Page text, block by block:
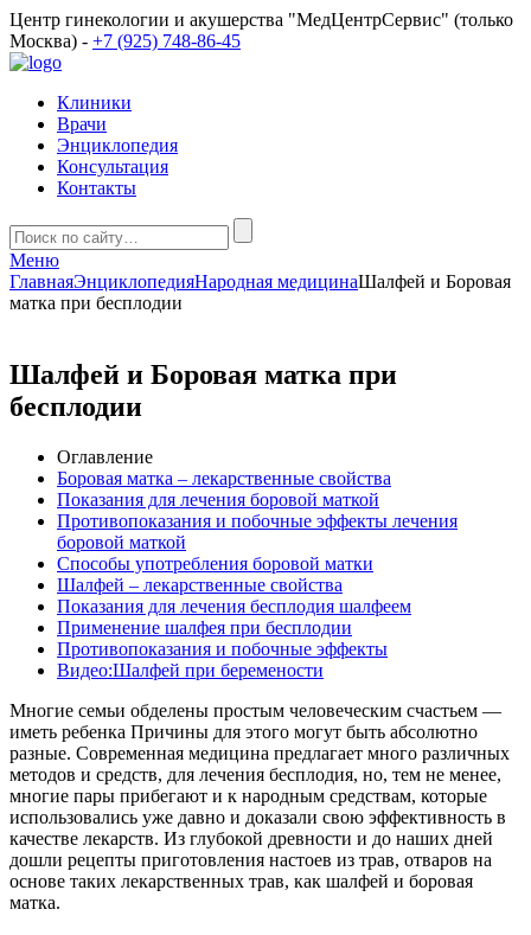
Центр гинекологии и акушерства "МедЦентрСервис" (только
Москва) - +7 (925) 748-86-45
Клиники
Врачи
Энциклопедия
Консультация
Контакты
Меню
ГлавнаяЭнциклопедияНародная медицинаШалфей и Боровая
матка при бесплодии
Шалфей и Боровая матка при
бесплодии
Оглавление
Боровая матка – лекарственные свойства
Показания для лечения боровой маткой
Противопоказания и побочные эффекты лечения
боровой маткой
Способы употребления боровой матки
Шалфей – лекарственные свойства
Показания для лечения бесплодия шалфеем
Применение шалфея при бесплодии
Противопоказания и побочные эффекты
Видео:Шалфей при беремености
Многие семьи обделены простым человеческим счастьем —
иметь ребенка Причины для этого могут быть абсолютно
разные. Современная медицина предлагает много различных
методов и средств, для лечения бесплодия, но, тем не менее,
многие пары прибегают и к народным средствам, которые
использовались уже давно и доказали свою эффективность в
качестве лекарств. Из глубокой древности и до наших дней
дошли рецепты приготовления настоев из трав, отваров на
основе таких лекарственных трав, как шалфей и боровая
матка.